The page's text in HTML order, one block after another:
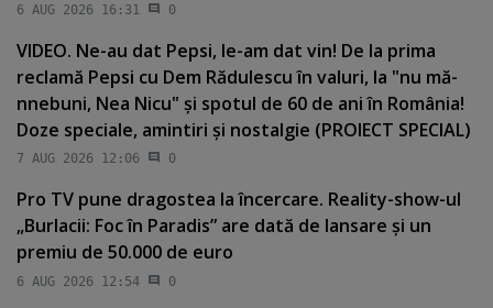
6 AUG 2026 16:31 0
VIDEO. Ne-au dat Pepsi, le-am dat vin! De la prima
reclamă Pepsi cu Dem Rădulescu în valuri, la "nu mă-
nnebuni, Nea Nicu" şi spotul de 60 de ani în România!
Doze speciale, amintiri şi nostalgie (PROIECT SPECIAL)
7 AUG 2026 12:06 0
Pro TV pune dragostea la încercare. Reality-show-ul
„Burlacii: Foc în Paradis” are dată de lansare şi un
premiu de 50.000 de euro
6 AUG 2026 12:54 0